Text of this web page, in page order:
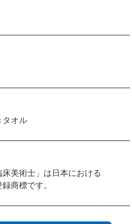
タオル
美術士」は日本における
商標です。